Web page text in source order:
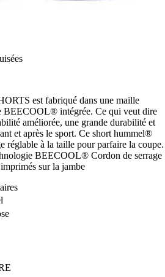
est fabriqué dans une maille
BEECOOL® intégrée. Ce qui veut dire
améliorée, une grande durabilité et
et après le sport. Ce short hummel®
réglable à la taille pour parfaire la coupe.
BEECOOL® Cordon de serrage
sur la jambe